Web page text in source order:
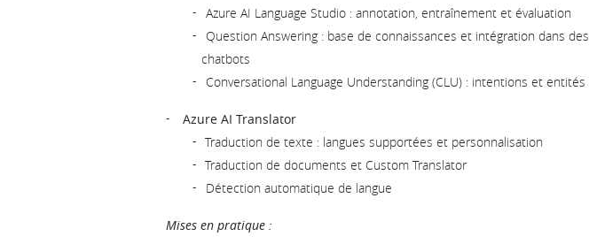
Azure AI Language Studio : annotation, entraînement et évaluation
Question Answering : base de connaissances et intégration dans des
chatbots
Conversational Language Understanding (CLU) : intentions et entités
Azure AI Translator
Traduction de texte : langues supportées et personnalisation
Traduction de documents et Custom Translator
Détection automatique de langue
Mises en pratique :